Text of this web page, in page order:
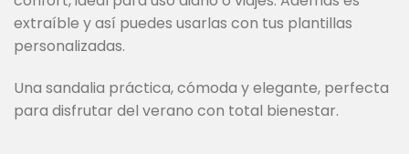
extraíble y así puedes usarlas con tus plantillas
personalizadas.
Una sandalia práctica, cómoda y elegante, perfecta
para disfrutar del verano con total bienestar.